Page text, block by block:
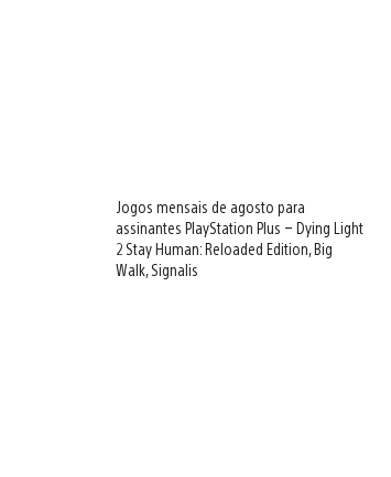
Jogos mensais de agosto para
assinantes PlayStation Plus – Dying Light
2 Stay Human: Reloaded Edition, Big
Walk, Signalis